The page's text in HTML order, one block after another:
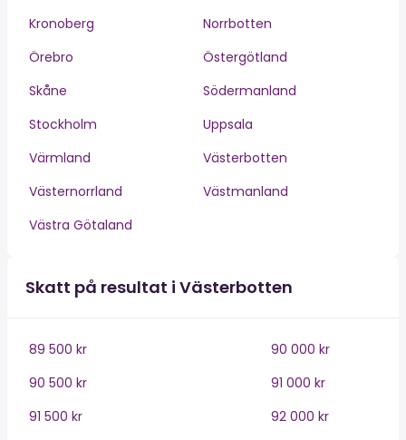
Kronoberg
Norrbotten
Örebro
Östergötland
Skåne
Södermanland
Stockholm
Uppsala
Värmland
Västerbotten
Västernorrland
Västmanland
Västra Götaland
Skatt på resultat i Västerbotten
89 500 kr
90 000 kr
90 500 kr
91 000 kr
91 500 kr
92 000 kr